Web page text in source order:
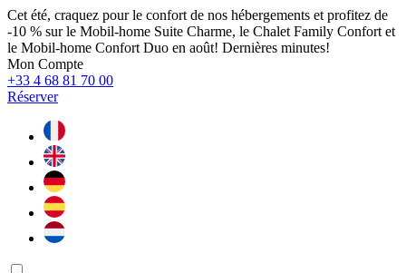
Cet été, craquez pour le confort de nos hébergements et profitez de
-10 % sur le Mobil-home Suite Charme, le Chalet Family Confort et
le Mobil-home Confort Duo en août! Dernières minutes!
Mon Compte
+33 4 68 81 70 00
Réserver